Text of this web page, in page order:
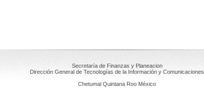
Secretaría de Finanzas y Planeacion
Dirección General de Tecnologías de la Información y Comunicaciones
Chetumal Quintana Roo México